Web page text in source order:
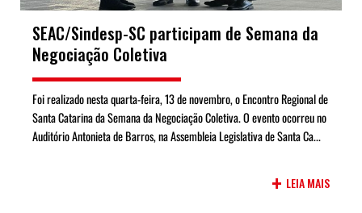
SEAC/Sindesp-SC participam de Semana da
Negociação Coletiva
Foi realizado nesta quarta-feira, 13 de novembro, o Encontro Regional de
Santa Catarina da Semana da Negociação Coletiva. O evento ocorreu no
Auditório Antonieta de Barros, na Assembleia Legislativa de Santa Ca...
+ LEIA MAIS